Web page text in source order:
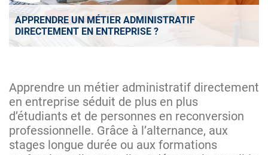
APPRENDRE UN MÉTIER ADMINISTRATIF
DIRECTEMENT EN ENTREPRISE ?
Apprendre un métier administratif directement
en entreprise séduit de plus en plus
d’étudiants et de personnes en reconversion
professionnelle. Grâce à l’alternance, aux
stages longue durée ou aux formations